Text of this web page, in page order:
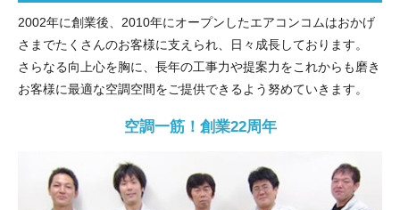
2002年に創業後、2010年にオープンしたエアコンコムはおかげ
さまでたくさんのお客様に支えられ、日々成長しております。
さらなる向上心を胸に、長年の工事力や提案力をこれからも磨き
お客様に最適な空調空間をご提供できるよう努めていきます。
空調一筋！創業22周年